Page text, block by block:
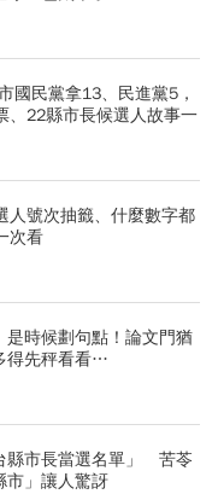
國民黨拿13、民進黨5，
、22縣市長候選人故事一
人號次抽籤、什麼數字都
次看
時候劃句點！論文門猶
得先秤看看…
縣市長當選名單」 苦苓
市」讓人驚訝